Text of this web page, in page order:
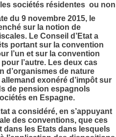
sociétés résidentes ou non
du 9 novembre 2015, le
sur la notion de
Le Conseil d’Etat a
portant sur la convention
l’un et sur la convention
l’autre. Les deux cas
d’organismes de nature
exonéré d’impôt sur
de pension espagnols
en Espagne.
a considéré, en s’appuyant
des conventions, que ces
dans les Etats dans lesquels